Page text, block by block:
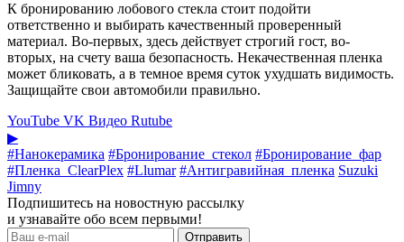
К бронированию лобового стекла стоит подойти
ответственно и выбирать качественный проверенный
материал. Во-первых, здесь действует строгий гост, во-
вторых, на счету ваша безопасность. Некачественная пленка
может бликовать, а в темное время суток ухудшать видимость.
Защищайте свои автомобили правильно.
YouTube VK Видео Rutube
▶
#Нанокерамика #Бронирование_стекол #Бронирование_фар
#Пленка_ClearPlex #Llumar #Антигравийная_пленка Suzuki
Jimny
Подпишитесь на новостную рассылку
и узнавайте обо всем первыми!